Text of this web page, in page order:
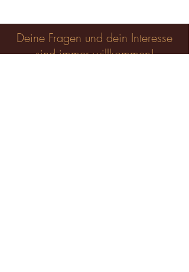
Deine Fragen und dein Interesse
sind immer willkommen!